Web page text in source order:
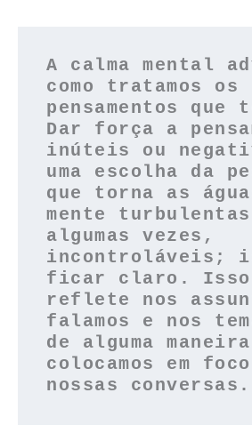
A calma mental
como tratamos os
pensamentos que
Dar força a
inúteis ou
uma escolha da
que torna as
mente
algumas vezes,
incontroláveis;
ficar claro. Isso
reflete nos
falamos e nos
de alguma
colocamos em foco
nossas conversas.